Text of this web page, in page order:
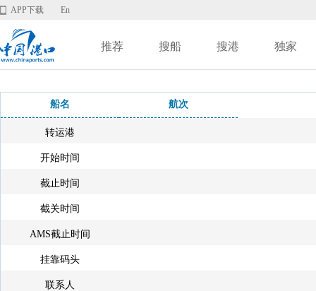
APP下载 En
推荐 搜船 搜港 独家
船名 航次
转运港
开始时间
截止时间
截关时间
AMS截止时间
挂靠码头
联系人